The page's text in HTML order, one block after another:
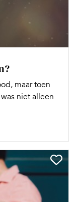
maar toen
niet alleen